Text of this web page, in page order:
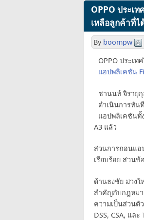
OPPO ประเ
เหลือลูกค้าที่ไ
By boompw
OPPO ประเ
แอปพลิเคชัน
ชานนท์ จิรายุกุ
ดำเนินการทัน
แอปพลิเคชันทั้
A3 แล้ว
ส่วนการถอนแอ
เรียบร้อย ส่วนข้
ด้านธงชัย ม่วงใ
สำคัญกับกฎหมา
ความเป็นส่วนตั
DSS, CSA, แล